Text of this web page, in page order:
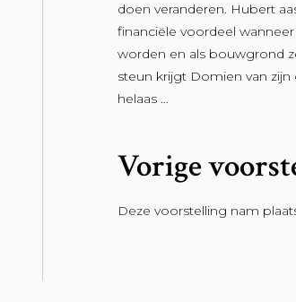
doen veranderen. Hubert
financiële voordeel
worden en als bouwgrond
steun krijgt Domien van
helaas …
Vorige
Deze voorstelling nam